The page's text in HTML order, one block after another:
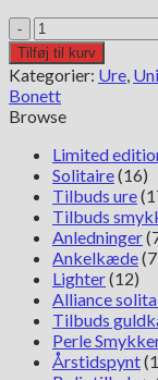
Bonett
mekanisk
lommeur
444DR
antal
Tilføj til kurv
Kategorier: Ure,
Bonett
Browse
Limited
Solitaire(16)
Tilbuds ure
Tilbuds
Anledninger
Ankelkæde
Lighter(12)
Alliance
Tilbuds
Perle
Årstidspynt